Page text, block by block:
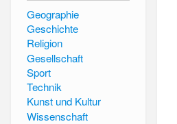
Geographie
Geschichte
Religion
Gesellschaft
Sport
Technik
Kunst und Kultur
Wissenschaft